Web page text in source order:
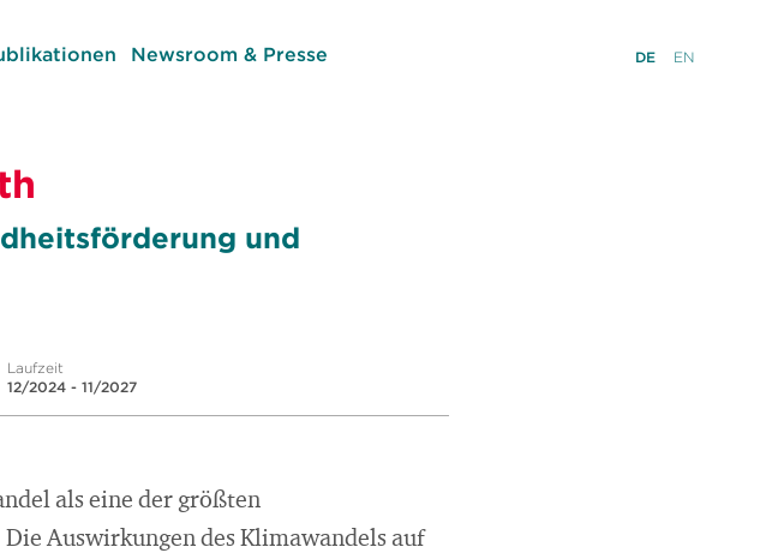
Newsroom & Presse DE EN
und
Laufzeit
12/2024 - 11/2027
als eine der größten
Auswirkungen des Klimawandels auf